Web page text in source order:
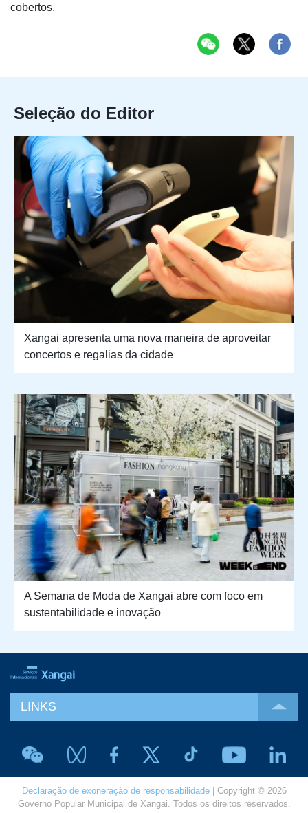
cobertos.
Seleção do Editor
Xangai apresenta uma nova maneira de aproveitar
concertos e regalias da cidade
A Semana de Moda de Xangai abre com foco em
sustentabilidade e inovação
LINKS
Declaração de exoneração de responsabilidade| Copyright © 2026
Governo Popular Municipal de Xangai. Todos os direitos reservados.